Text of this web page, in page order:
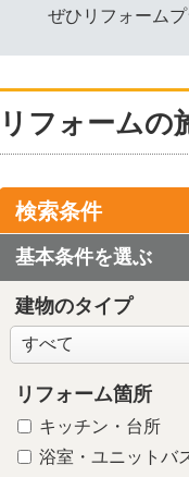
ぜひリフォーム
リフォームの
検索条件
基本条件を選ぶ
建物のタイプ
リフォーム箇所
キッチン・台所
浴室・ユニットバ